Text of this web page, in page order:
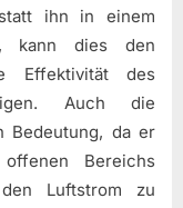
ihn in einem
kann dies den
Effektivität des
Auch die
Bedeutung, da er
Bereichs
Luftstrom zu